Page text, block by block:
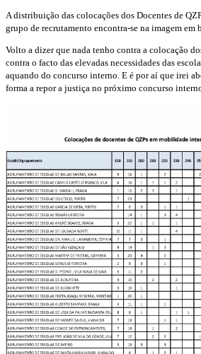
A distribuição das colocações dos Docentes de
grupo de recrutamento encontra-se na imagem em
Volto a dizer que nada tenho contra a colocação
contra o facto das elevadas necessidades das
aquando do concurso interno. E é por aí que irei
forma a repor a justiça no próximo concurso